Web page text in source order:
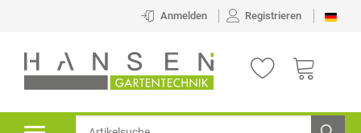
Anmelden Registrieren
K